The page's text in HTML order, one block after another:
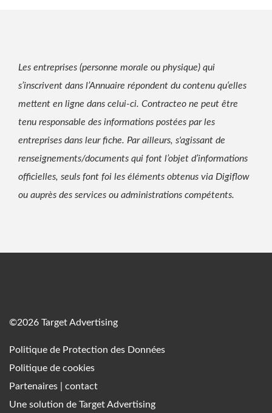
Les entreprises (personne morale ou physique) qui
s’inscrivent dans l’Annuaire répondent du contenu qu‘elles
mettent en ligne dans celui-ci. Contracteo ne peut être
tenu responsable des informations postées par les
entreprises dans leur fiche. Par ailleurs, s'agissant de
renseignements/documents qui font l’objet d’informations
officielles, seuls font foi les éléments obtenus via Digiflow
ou auprès des services ou administrations compétents.
©2026 Target Advertising
Politique de Protection des Données
Politique de cookies
Partenaires
contact
Une solution de Target Advertising